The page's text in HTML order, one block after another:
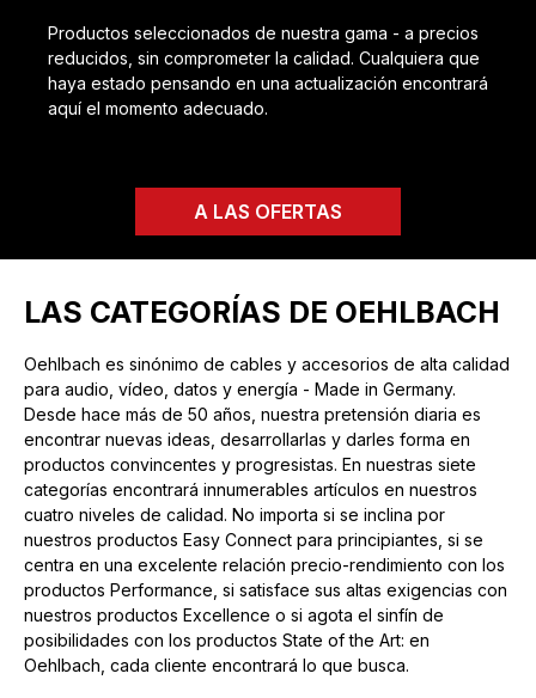
Productos seleccionados de nuestra gama - a precios
reducidos, sin comprometer la calidad. Cualquiera que
haya estado pensando en una actualización encontrará
aquí el momento adecuado.
A LAS OFERTAS
LAS CATEGORÍAS DE OEHLBACH
Oehlbach es sinónimo de cables y accesorios de alta calidad
para audio, vídeo, datos y energía - Made in Germany.
Desde hace más de 50 años, nuestra pretensión diaria es
encontrar nuevas ideas, desarrollarlas y darles forma en
productos convincentes y progresistas. En nuestras siete
categorías encontrará innumerables artículos en nuestros
cuatro niveles de calidad. No importa si se inclina por
nuestros productos Easy Connect para principiantes, si se
centra en una excelente relación precio-rendimiento con los
productos Performance, si satisface sus altas exigencias con
nuestros productos Excellence o si agota el sinfín de
posibilidades con los productos State of the Art: en
Oehlbach, cada cliente encontrará lo que busca.